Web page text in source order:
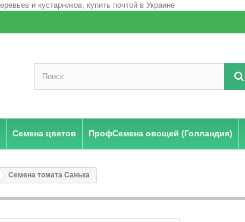
Семена цветов ПрофСемена овощей (Голландия)
Семена томата Санька